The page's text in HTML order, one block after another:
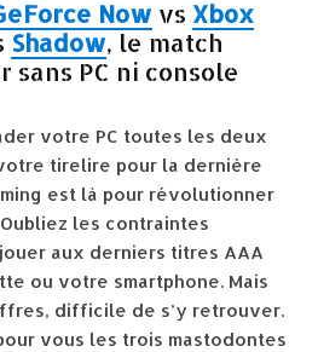
Now vs Xbox
Shadow, le match
PC ni console
votre PC toutes les deux
tirelire pour la dernière
est là pour révolutionner
les contraintes
aux derniers titres AAA
ou votre smartphone. Mais
difficile de s’y retrouver.
vous les trois mastodontes